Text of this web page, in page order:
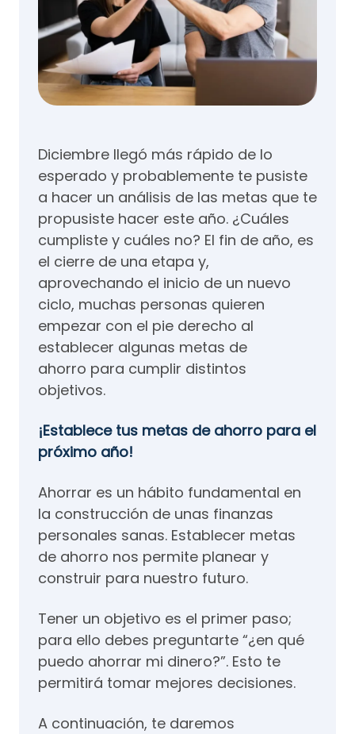
Diciembre llegó más rápido de lo
esperado y probablemente te pusiste
a hacer un análisis de las metas que te
propusiste hacer este año. ¿Cuáles
cumpliste y cuáles no? El fin de año, es
el cierre de una etapa y,
aprovechando el inicio de un nuevo
ciclo, muchas personas quieren
empezar con el pie derecho al
establecer algunas metas de
ahorro para cumplir distintos
objetivos.
¡Establece tus metas de ahorro para el
próximo año!
Ahorrar es un hábito fundamental en
la construcción de unas finanzas
personales sanas. Establecer metas
de ahorro nos permite planear y
construir para nuestro futuro.
Tener un objetivo es el primer paso;
para ello debes preguntarte “¿en qué
puedo ahorrar mi dinero?”. Esto te
permitirá tomar mejores decisiones.
A continuación, te daremos